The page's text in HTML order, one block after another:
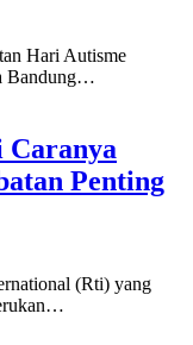
Hari Autisme
Bandung…
Caranya
Penting
(Rti) yang
…